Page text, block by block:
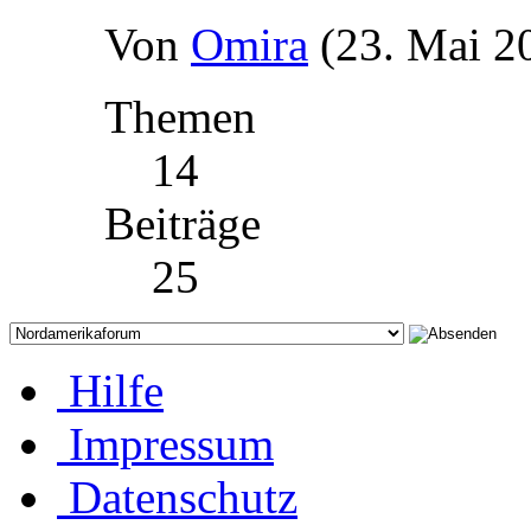
Von Omira (23. Mai
Themen
14
Beiträge
25
Hilfe
Impressum
Datenschutz